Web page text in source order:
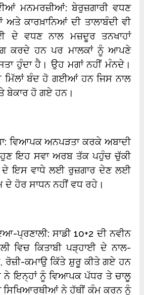
ਮਨਮਰਜ਼ੀਆਂ: ਬੇਰੁਜ਼ਗਾਰੀ ਵਧਣ
ਅਤੇ ਕਾਰਖ਼ਾਨਿਆਂ ਦੀ ਤਾਲਾਬੰਦੀ ਵੀ
ਦੇ ਵਧਣ ਨਾਲ ਮਜ਼ਦੂਰ ਤਨਖਾਹਾਂ
ਕਰਦੇ ਹਨ ਪਰ ਮਾਲਕਾਂ ਨੂੰ ਆਪਣੇ
ਹੁੰਦਾ ਹੈ। ਉਹ ਮਗਾਂ ਨਹੀਂ ਮੰਨਦੇ।
ਮਿੱਲਾਂ ਬੰਦ ਹੋ ਗਈਆਂ ਹਨ ਜਿਸ ਨਾਲ
ਬੇਕਾਰ ਹੋ ਗਏ ਹਨ।
ਵਿਆਪਕ ਅਨਪੜਤਾ ਕਰਕੇ ਅਬਾਦੀ
ਇਹ ਸਵਾ ਅਰਬ ਤੱਕ ਪਹੁੰਚ ਚੁੱਕੀ
ਦੇ ਇਸ ਵਾਧੇ ਲਈ ਰੁਜ਼ਗਾਰ ਦੇਣ ਲਈ
ਦੇ ਹੋਰ ਸਾਧਨ ਨਹੀਂ ਵਧ ਰਹੇ।
ਪ੍ਰਣਾਲੀ: ਸਾਡੀ 10+2 ਦੀ ਨਵੀਨ
ਵਿਚ ਕਿਤਾਬੀ ਪੜ੍ਹਾਈ ਦੇ ਨਾਲ-
ਰੋਜ਼ੀ-ਕਮਾਉ ਕਿੱਤੇ ਸ਼ੁਰੂ ਕੀਤੇ ਗਏ ਹਨ
ਨੇ ਇਨ੍ਹਾਂ ਨੂੰ ਵਿਆਪਕ ਪੱਧਰ ਤੇ ਚਾਲੂ
ਸਿਖਿਆਰਥੀਆਂ ਨੇ ਹੱਥੀਂ ਕੰਮ ਕਰਨ ਨੂੰ